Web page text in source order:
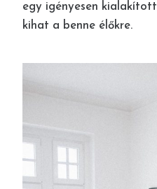
egy igényesen
kihat a benne élőkre.